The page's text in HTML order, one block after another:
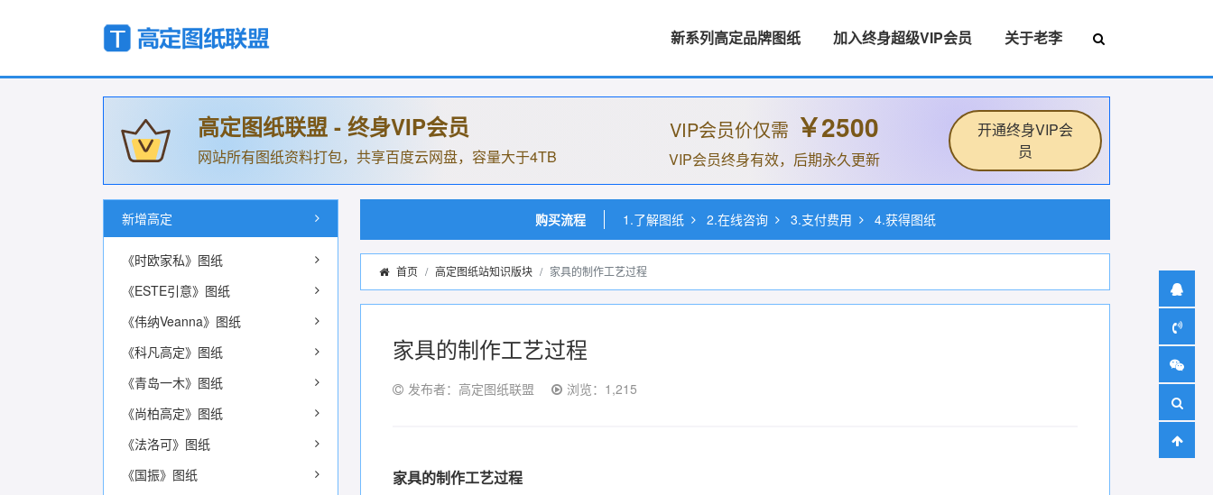
新系列高定品牌图纸 加入终身超级VIP会员 关于老李
高定图纸联盟 - 终身VIP会员
网站所有图纸资料打包，共享百度云网盘，容量大于4TB
VIP会员价仅需 ￥2500
VIP会员终身有效，后期永久更新
开通终身VIP会
员
新增高定
《时欧家私》图纸
《ESTE引意》图纸
《伟纳Veanna》图纸
《科凡高定》图纸
《青岛一木》图纸
《尚柏高定》图纸
《法洛可》图纸
《国振》图纸
购买流程 1.了解图纸 2.在线咨询 3.支付费用 4.获得图纸
首页 高定图纸站知识版块 家具的制作工艺过程
家具的制作工艺过程
发布者：高定图纸联盟 浏览：1,215
家具的制作工艺过程